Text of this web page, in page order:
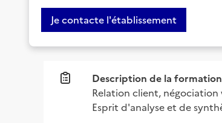
Je contacte l'établissement
Description de la formation
Relation client, négociation
Esprit d'analyse et de